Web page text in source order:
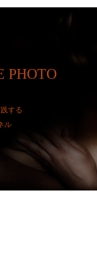
PHOTO
する
ル